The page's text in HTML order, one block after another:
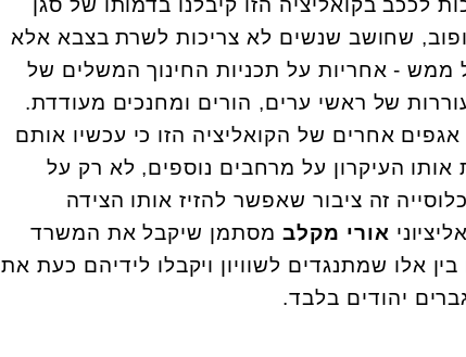
לככב בקואליציה הזו קיבלנו בדמותו של סגן
שחושב שנשים לא צריכות לשרת בצבא אלא
ממש - אחריות על תכניות החינוך המשלים של
של ראשי ערים, הורים ומחנכים מעודדת.
אחרים של הקואליציה הזו כי עכשיו אותם
העיקרון על מרחבים נוספים, לא רק על
כאילו 50% מהאוכלוסייה זה ציבור שאפשר להזיז אותו הצידה
אורי מקלב מסתמן שיקבל את המשרד
בין אלו שמתנגדים לשוויון ויקבלו לידיהם כעת את
יהודים בלבד.